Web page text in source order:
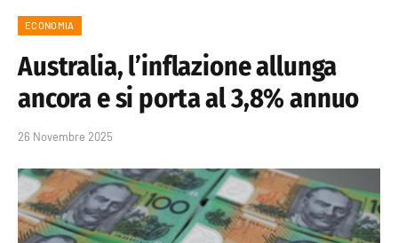
ECONOMIA
Australia, l’inflazione allunga
ancora e si porta al 3,8% annuo
26 Novembre 2025